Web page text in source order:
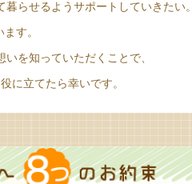
暮らせるようサポートしていきたい。
す。
いを知っていただくことで、
に立てたら幸いです。